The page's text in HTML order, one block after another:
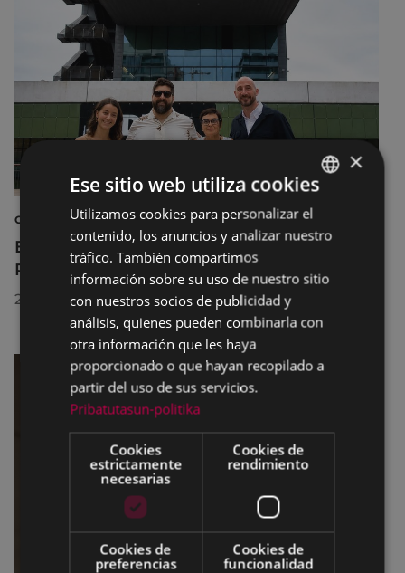
CULTURA
El Museo de la Industria Armera recibe el
Premio Delta Cultura a la Trayectoria 2026
23/07/2026
BASQUE
SPANISH
×
Ese sitio web utiliza cookies
Utilizamos cookies para personalizar el
contenido, los anuncios y analizar nuestro
tráfico. También compartimos
información sobre su uso de nuestro sitio
con nuestros socios de publicidad y
análisis, quienes pueden combinarla con
otra información que les haya
proporcionado o que hayan recopilado a
partir del uso de sus servicios.
Pribatutasun-politika
Cookies
estrictamente
necesarias
Cookies de
rendimiento
Cookies de
preferencias
Cookies de
funcionalidad